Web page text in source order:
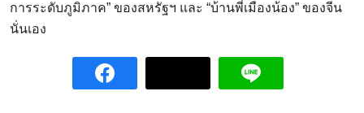
การระดับภูมิภาค” ของสหรัฐฯ และ “บ้านพี่เมืองน้อง” ของจีน
นั่นเอง